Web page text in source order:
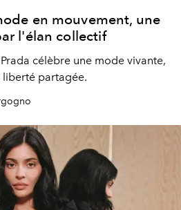
en mouvement, une
l'élan collectif
célèbre une mode vivante,
liberté partagée.